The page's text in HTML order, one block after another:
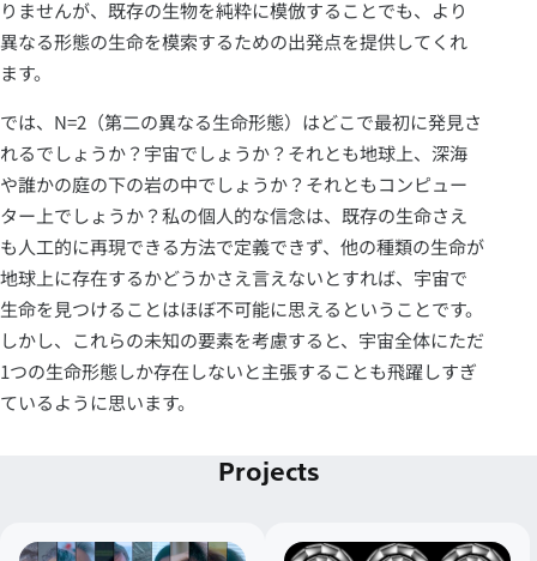
りませんが、既存の生物を純粋に模倣することでも、より
異なる形態の生命を模索するための出発点を提供してくれ
ます。
では、N=2（第二の異なる生命形態）はどこで最初に発見さ
れるでしょうか？宇宙でしょうか？それとも地球上、深海
や誰かの庭の下の岩の中でしょうか？それともコンピュー
ター上でしょうか？私の個人的な信念は、既存の生命さえ
も人工的に再現できる方法で定義できず、他の種類の生命が
地球上に存在するかどうかさえ言えないとすれば、宇宙で
生命を見つけることはほぼ不可能に思えるということです。
しかし、これらの未知の要素を考慮すると、宇宙全体にただ
1つの生命形態しか存在しないと主張することも飛躍しすぎ
ているように思います。
Projects